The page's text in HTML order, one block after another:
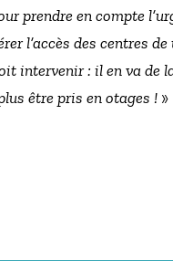
prendre en compte
l’accès des centres
intervenir : il en va de
être pris en otages ! »